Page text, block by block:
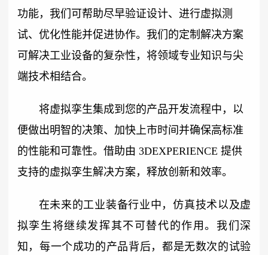
功能，我们可帮助尽早验证设计、进行虚拟测
试、优化性能并促进协作。我们的定制解决方案
可解决工业设备的复杂性，将领域专业知识与尖
端技术相结合。
将虚拟孪生集成到您的产品开发流程中，以
便做出明智的决策、加快上市时间并确保高标准
的性能和可靠性。借助由 3DEXPERIENCE 提供
支持的虚拟孪生解决方案，释放创新和效率。
在未来的工业装备行业中，仿真技术以及虚
拟孪生将继续发挥其不可替代的作用。我们深
知，每一个成功的产品背后，都是无数次的试验